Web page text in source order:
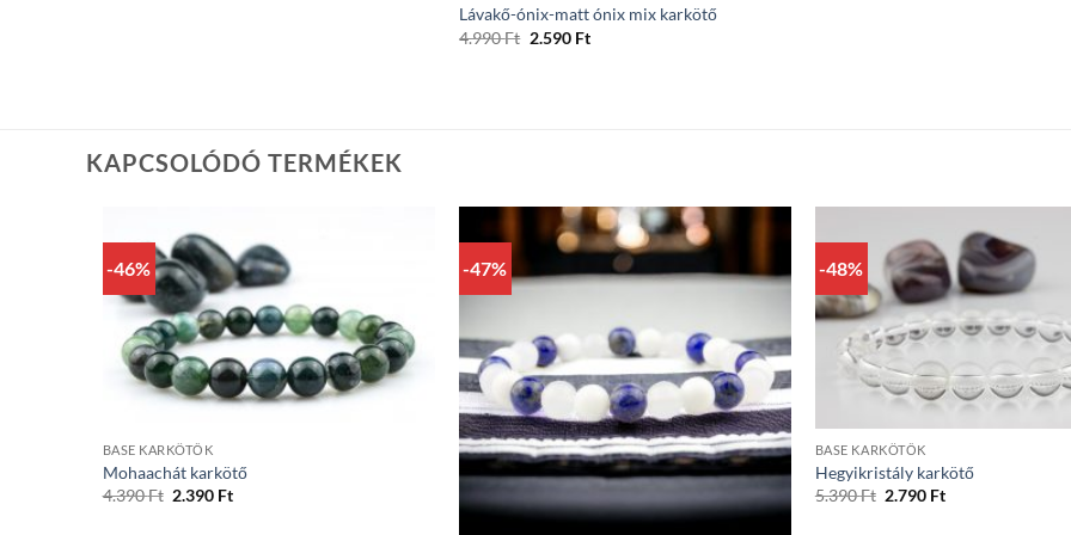
Lávakő-ónix-matt ónix mix karkötő
4.990Ft Original
2.590 FtCurrent
KAPCSOLÓDÓ TERMÉKEK
-46%
BASE KARKÖTŐK
Mohaachát karkötő
4.390Ft Original
2.390 FtCurrent
-47% -48%
BASE KARKÖTŐK
Hegyikristály karkötő
5.390Ft Original
2.790 FtCurrent